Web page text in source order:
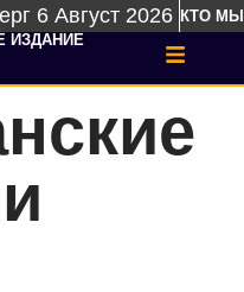
6 Август 2026 КТО МЫ
ИЗДАНИЕ